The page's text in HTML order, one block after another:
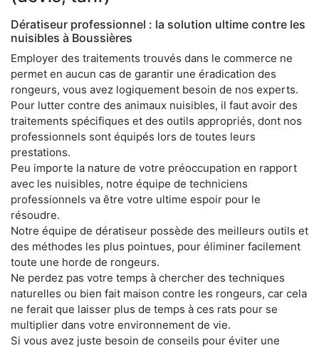
Dératiseur professionnel : la solution ultime contre les
nuisibles à Boussières
Employer des traitements trouvés dans le commerce ne
permet en aucun cas de garantir une éradication des
rongeurs, vous avez logiquement besoin de nos experts.
Pour lutter contre des animaux nuisibles, il faut avoir des
traitements spécifiques et des outils appropriés, dont nos
professionnels sont équipés lors de toutes leurs
prestations.
Peu importe la nature de votre préoccupation en rapport
avec les nuisibles, notre équipe de techniciens
professionnels va être votre ultime espoir pour le
résoudre.
Notre équipe de dératiseur possède des meilleurs outils et
des méthodes les plus pointues, pour éliminer facilement
toute une horde de rongeurs.
Ne perdez pas votre temps à chercher des techniques
naturelles ou bien fait maison contre les rongeurs, car cela
ne ferait que laisser plus de temps à ces rats pour se
multiplier dans votre environnement de vie.
Si vous avez juste besoin de conseils pour éviter une